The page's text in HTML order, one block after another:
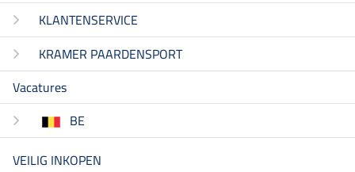
KLANTENSERVICE
KRAMER PAARDENSPORT
Vacatures
BE
VEILIG INKOPEN